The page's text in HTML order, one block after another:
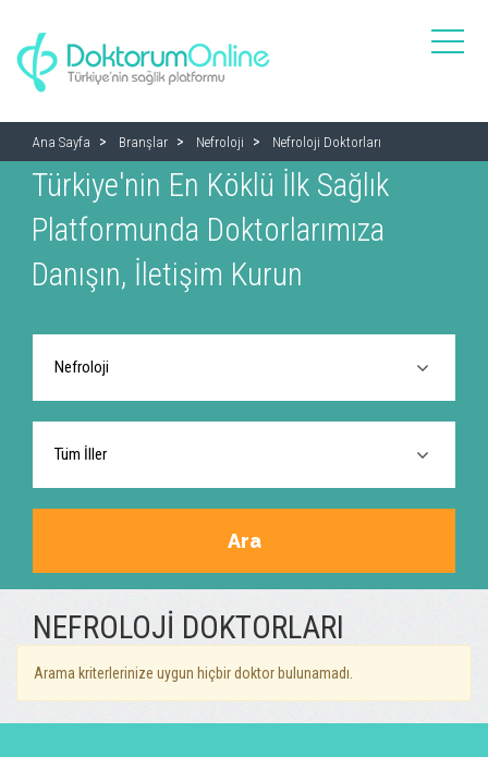
toggle
Ana Sayfa Branşlar Nefroloji Nefroloji Doktorları
Türkiye'nin En Köklü İlk Sağlık
Platformunda Doktorlarımıza
Danışın, İletişim Kurun
Ara
NEFROLOJI DOKTORLARI
Arama kriterlerinize uygun hiçbir doktor bulunamadı.